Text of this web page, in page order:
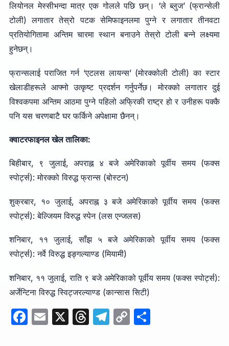
लियोनल मेस्सीभन्दा मात्र एक गोलले पछि छन्। ‘ले ब्लुज’ (फ्रान्सेली
टोली) लगातार तेस्रो पटक सेमिफाइनलमा पुग्ने र लगातार तीनवटा
प्रतियोगितामा अन्तिम चारमा स्थान बनाउने तेस्रो टोली बन्ने लक्ष्यमा
हुनेछन्।
फ्रान्सलाई पराजित गर्न ‘एटलस लायन्स’ (मोरक्कोली टोली) का स्टार
खेलाडीहरूले आफ्नो उत्कृष्ट प्रदर्शन गर्नुपर्नेछ। मोरक्को लगातार दुई
विश्वकपमा अन्तिम आठमा पुग्ने पहिलो अफ्रिकी राष्ट्र हो र उनीहरू पक्कै
पनि यस चरणबाटै घर फर्किने अपेक्षामा छैनन्।
क्वाटरफाइनल खेल तालिका:
बिहीबार, ९ जुलाई, अपराह्न ४ बजे अमेरिकाको पूर्वीय समय (फक्स
स्पोर्ट्स): मोरक्को विरुद्ध फ्रान्स (बोस्टन)
शुक्रबार, १० जुलाई, अपराह्न ३ बजे अमेरिकाको पूर्वीय समय (फक्स
स्पोर्ट्स): बेल्जियम विरुद्ध स्पेन (लस एन्जलस)
शनिबार, ११ जुलाई, साँझ ५ बजे अमेरिकाको पूर्वीय समय (फक्स
स्पोर्ट्स): नर्वे विरुद्ध इङ्गल्याण्ड (मियामी)
शनिबार, ११ जुलाई, राति ९ बजे अमेरिकाको पूर्वीय समय (फक्स स्पोर्ट्स):
अर्जेन्टिना विरुद्ध स्विट्जरल्याण्ड (कान्सास सिटी)
F E X T T C S